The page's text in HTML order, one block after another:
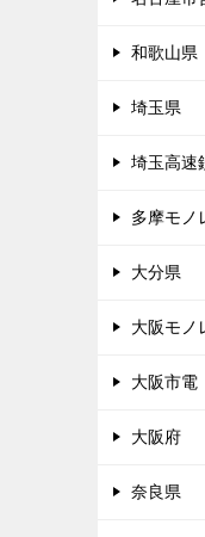
和歌山県
埼玉県
埼玉高速
多摩モノ
大分県
大阪モノ
大阪市電
大阪府
奈良県